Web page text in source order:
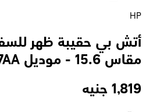
HP
أتش بي حقيبة ظهر
مقاس 15.6 - موديل 6B8U7AA - أزرق
1,819 جنيه